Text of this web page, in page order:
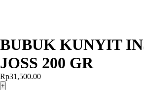
BUBUK KUNYIT
JOSS 200 GR
Rp31,500.00
+